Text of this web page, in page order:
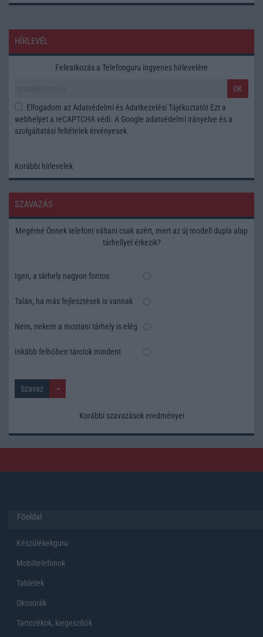
HÍRLEVÉL
Feliratkozás a Telefonguru ingyenes hírlevelére
OK
Elfogadom az Adatvédelmi és Adatkezelési Tájékoztatót Ezt a
webhelyet a reCAPTCHA védi. A Google adatvédelmi irányelve és a
szolgáltatási feltételek érvényesek.
Korábbi hírlevelek
SZAVAZÁS
Megérné Önnek telefont váltani csak azért, mert az új modell dupla alap
tárhellyel érkezik?
Igen, a tárhely nagyon fontos
Talán, ha más fejlesztések is vannak
Nem, nekem a mostani tárhely is elég
Inkább felhőben tárolok mindent
Korábbi szavazások eredményei
Főoldal
Készülékekguru
Mobiltelefonok
Tabletek
Okosórák
Tartozékok, kiegeszítők